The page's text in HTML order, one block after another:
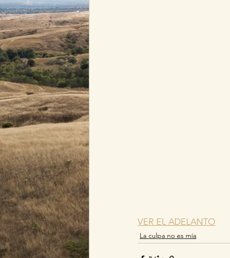
VER EL ADELANTO
La culpa no es mía